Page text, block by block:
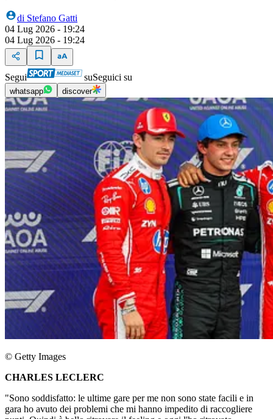
di Stefano Gatti
04 Lug 2026 - 19:24
04 Lug 2026 - 19:24
Segui suSeguici su
whatsapp discover
© Getty Images
CHARLES LECLERC
"Sono soddisfatto: le ultime gare per me non sono state facili e in
gara ho avuto dei problemi che mi hanno impedito di raccogliere